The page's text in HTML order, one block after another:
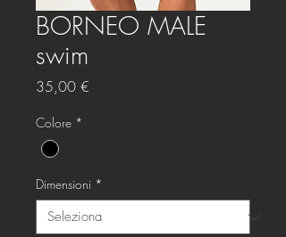
BORNEO MALE
swim
35,00 €
Colore *
Dimensioni *